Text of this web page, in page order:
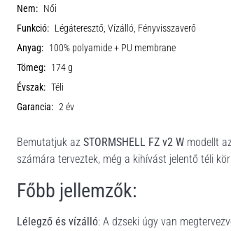
Nem: Női
Funkció: Légáteresztő, Vízálló, Fényvisszaverő
Anyag: 100% polyamide + PU membrane
Tömeg: 174 g
Évszak: Téli
Garancia: 2 év
Bemutatjuk az STORMSHELL FZ v2 W modellt
számára terveztek, még a kihívást jelentő téli
Főbb jellemzők:
Lélegző és vízálló: A dzseki úgy van